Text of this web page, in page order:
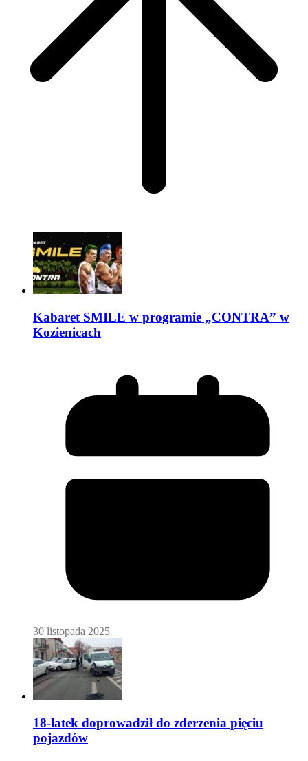
Kabaret SMILE w programie „CONTRA” w
Kozienicach
30 listopada 2025
18-latek doprowadził do zderzenia pięciu
pojazdów